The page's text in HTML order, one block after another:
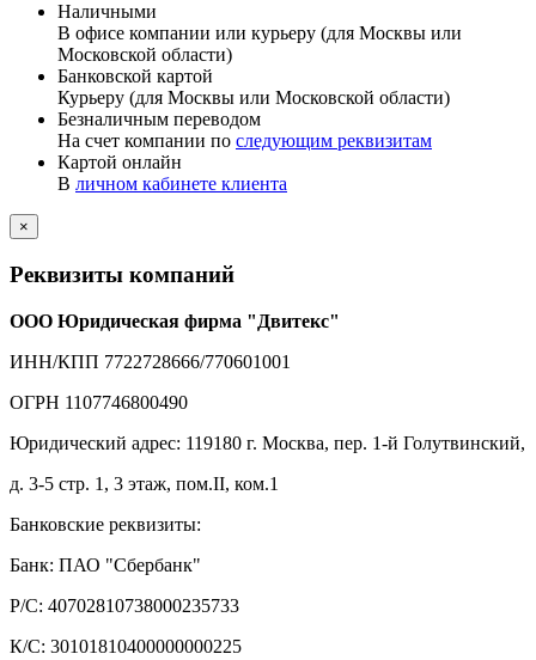
Наличными
В офисе компании или курьеру (для Москвы или
Московской области)
Банковской картой
Курьеру (для Москвы или Московской области)
Безналичным переводом
На счет компании по следующим реквизитам
Картой онлайн
В личном кабинете клиента
×
Реквизиты компаний
ООО Юридическая фирма "Двитекс"
ИНН/КПП 7722728666/770601001
ОГРН 1107746800490
Юридический адрес: 119180 г. Москва, пер. 1-й Голутвинский,
д. 3-5 стр. 1, 3 этаж, пом.II, ком.1
Банковские реквизиты:
Банк: ПАО "Сбербанк"
Р/С: 40702810738000235733
К/С: 30101810400000000225